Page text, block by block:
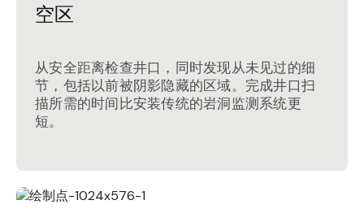
空区
从安全距离检查井口，同时发现从未见过的细
节，包括以前被阴影隐藏的区域。完成井口扫
描所需的时间比安装传统的岩洞监测系统更
短。